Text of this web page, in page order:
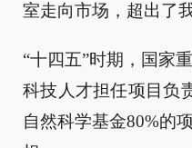
室走向市场，超出了
“十四五”时期，国家
科技人才担任项目负
自然科学基金80%的